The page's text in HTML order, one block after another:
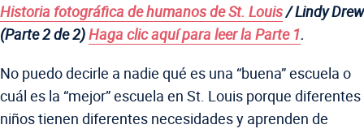
Historia fotográfica de humanos de St. Louis/ Lindy Drew
(Parte 2 de 2)Haga clic aquí para leer la Parte 1.
No puedo decirle a nadie qué es una “buena” escuela o
cuál es la “mejor” escuela en St. Louis porque diferentes
niños tienen diferentes necesidades y aprenden de